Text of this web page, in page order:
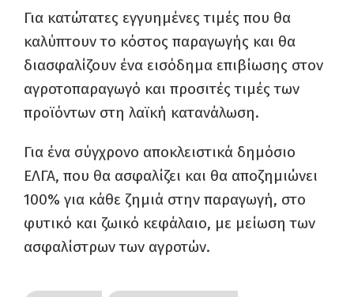
Για κατώτατες εγγυημένες τιμές που θα
καλύπτουν το κόστος παραγωγής και θα
διασφαλίζουν ένα εισόδημα επιβίωσης στον
αγροτοπαραγωγό και προσιτές τιμές των
προϊόντων στη λαϊκή κατανάλωση.
Για ένα σύγχρονο αποκλειστικά δημόσιο
ΕΛΓΑ, που θα ασφαλίζει και θα αποζημιώνει
100% για κάθε ζημιά στην παραγωγή, στο
φυτικό και ζωικό κεφάλαιο, με μείωση των
ασφαλίστρων των αγροτών.